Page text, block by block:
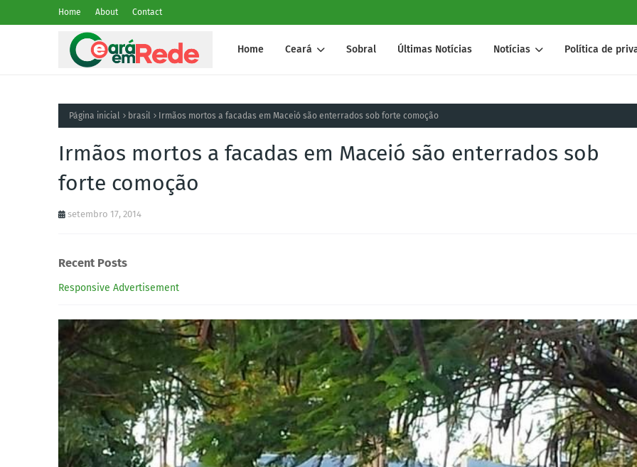
Home About Contact
Home Ceará Sobral Últimas Notícias Notícias Política de
Página inicial brasil Irmãos mortos a facadas em Maceió são enterrados sob forte comoção
Irmãos mortos a facadas em Maceió são enterrados sob
forte comoção
setembro 17, 2014
Recent Posts
Responsive Advertisement